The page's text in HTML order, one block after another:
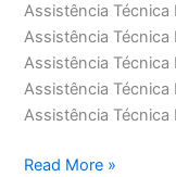
Assistência Técnica
Assistência Técnica
Assistência Técnica
Assistência Técnica
Assistência Técnica
Assistência
Read More »